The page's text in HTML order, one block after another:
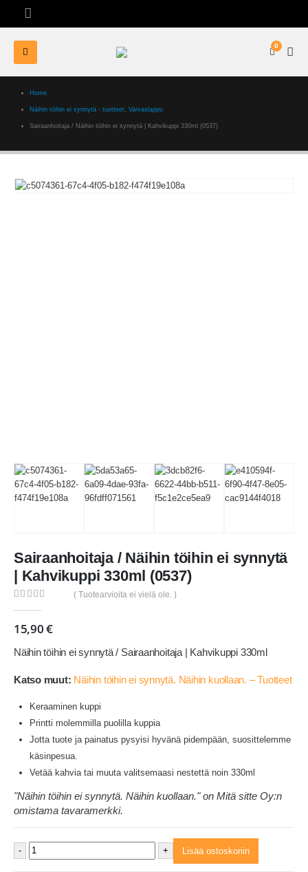
0
Home
Näihin töihin ei synnytä - tuotteet,Varvaslappu
Sairaanhoitaja / Näihin töihin ei synnytä | Kahvikuppi 330ml (0537)
Sairaanhoitaja / Näihin töihin ei synnytä
| Kahvikuppi 330ml (0537)
( Tuotearvioita ei vielä ole. )
15,90€
Näihin töihin ei synnytä / Sairaanhoitaja | Kahvikuppi 330ml
Katso muut: Näihin töihin ei synnytä. Näihin kuollaan. – Tuotteet
Keraaminen kuppi
Printti molemmilla puolilla kuppia
Jotta tuote ja painatus pysyisi hyvänä pidempään, suosittelemme
käsinpesua.
Vetää kahvia tai muuta valitsemaasi nestettä noin 330ml
"Näihin töihin ei synnytä. Näihin kuollaan." on Mitä sitte Oy:n
omistama tavaramerkki.
- + Lisää ostoskoriin